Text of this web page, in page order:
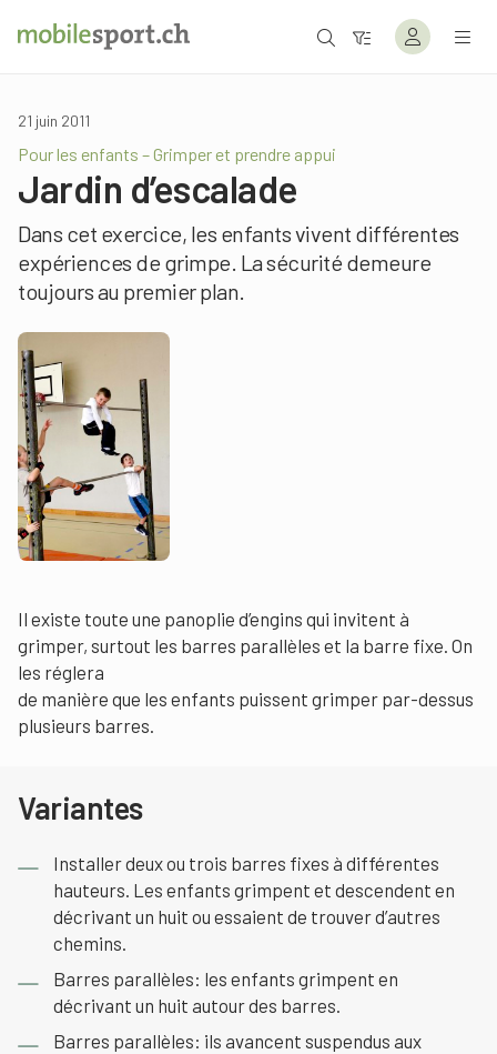
21 juin 2011
Pour les enfants – Grimper et prendre appui
Jardin d’escalade
Dans cet exercice, les enfants vivent différentes
expériences de grimpe. La sécurité demeure
toujours au premier plan.
Il existe toute une panoplie d’engins qui invitent à
grimper, surtout les barres parallèles et la barre fixe. On
les réglera
de manière que les enfants puissent grimper par-dessus
plusieurs barres.
Variantes
Installer deux ou trois barres fixes à différentes
hauteurs. Les enfants grimpent et descendent en
décrivant un huit ou essaient de trouver d’autres
chemins.
Barres parallèles: les enfants grimpent en
décrivant un huit autour des barres.
Barres parallèles: ils avancent suspendus aux